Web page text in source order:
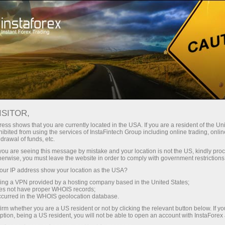
InstaForex-এর সাথে থেকে আপনি সত্যিকারের
লিভারেজ, মার্কেটের সেরা স্প্রেড ও কমিশন এবং
স্টক ও ইনডেক্স ট্রেডিংয়ের জন্য সুবিধাজনক
শর্তাবলী।
স্বল্প
প্রতিটি ডিপোজিটে
30% বোনাস
গতির
পরিচয় ট্রেডিংয়ে এবং হাইওয়েতে পাওয়া যায়
shows that you are currently located in the USA. If you are a resident of the
from using the services of InstaFintech Group including online trading,
of funds, etc.
are seeing this message by mistake and your location is not the US, kindly
you must leave the website in order to comply with government
IP address show your location as the USA?
a VPN provided by a hosting company based in the United States;
not have proper WHOIS records;
in the WHOIS geolocation database.
whether you are a US resident or not by clicking the relevant button below. If
being a US resident, you will not be able to open an account with InstaForex